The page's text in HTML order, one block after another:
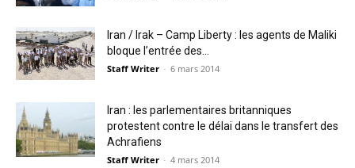
Iran / Irak – Camp Liberty : les agents de Maliki
bloque l’entrée des...
Staff Writer - 6 mars 2014
Iran : les parlementaires britanniques
protestent contre le délai dans le transfert des
Achrafiens
Staff Writer - 4 mars 2014